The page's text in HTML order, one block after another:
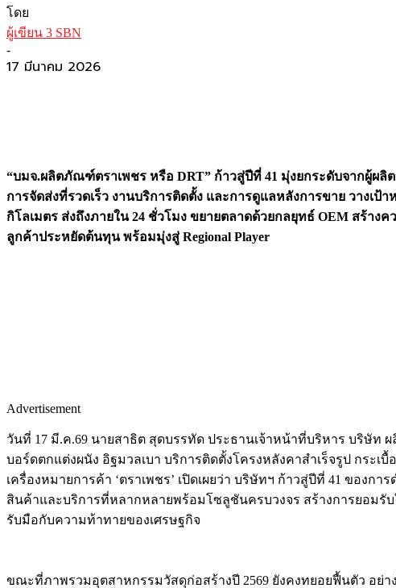
โดย
ผู้เขียน 3 SBN
-
17 มีนาคม 2026
“บมจ.ผลิตภัณฑ์ตราเพชร หรือ DRT” ก้าวสู่ปีที่ 41 มุ่งยกระดับจากผู้ผลิ
การจัดส่งที่รวดเร็ว งานบริการติดตั้ง และการดูแลหลังการขาย วางเป้
กิโลเมตร ส่งถึงภายใน 24 ชั่วโมง ขยายตลาดด้วยกลยุทธ์ OEM สร้าง
ลูกค้าประหยัดต้นทุน พร้อมมุ่งสู่ Regional Player
Advertisement
วันที่ 17 มี.ค.69 นายสาธิต สุดบรรทัด ประธานเจ้าหน้าที่บริหาร บริษัท
บอร์ดตกแต่งผนัง อิฐมวลเบา บริการติดตั้งโครงหลังคาสำเร็จรูป กระเบื้
เครื่องหมายการค้า ‘ตราเพชร’ เปิดเผยว่า บริษัทฯ ก้าวสู่ปีที่ 41 ขอ
สินค้าและบริการที่หลากหลายพร้อมโซลูชันครบวงจร สร้างการยอมรั
รับมือกับความท้าทายของเศรษฐกิจ
ขณะที่ภาพรวมอุตสาหกรรมวัสดุก่อสร้างปี 2569 ยังคงทยอยฟื้นตัว อย่